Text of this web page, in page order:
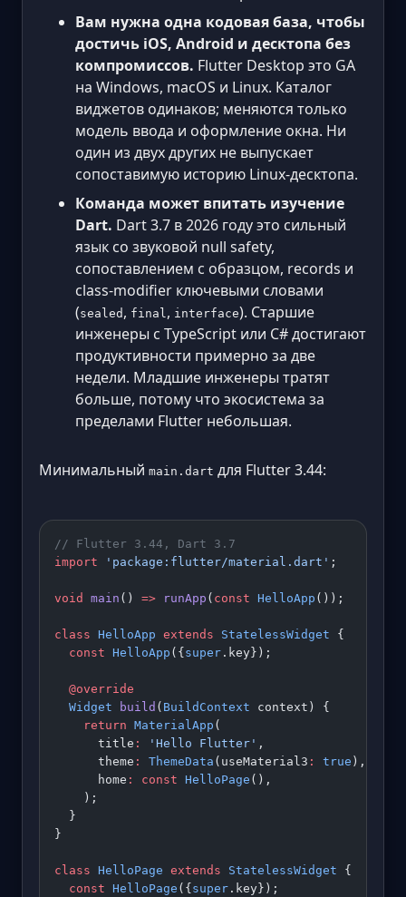
Вам нужна одна кодовая база, чтобы
достичь iOS, Android и десктопа без
компромиссов. Flutter Desktop это GA
на Windows, macOS и Linux. Каталог
виджетов одинаков; меняются только
модель ввода и оформление окна. Ни
один из двух других не выпускает
сопоставимую историю Linux-десктопа.
Команда может впитать изучение
Dart. Dart 3.7 в 2026 году это сильный
язык со звуковой null safety,
сопоставлением с образцом, records и
class-modifier ключевыми словами
(sealed , final, interface). Старшие
инженеры с TypeScript или C# достигают
продуктивности примерно за две
недели. Младшие инженеры тратят
больше, потому что экосистема за
пределами Flutter небольшая.
Минимальный main.dart для Flutter 3.44:
// Flutter 3.44, Dart 3.7
import 'package:flutter/material.dart' ;
void main () => runApp ( const HelloApp ());
class HelloApp extends StatelessWidget {
  const
HelloApp ({ super .key});
  @override
  Widget
build ( BuildContext context) {
    return
MaterialApp (
      title
: 'Hello Flutter' ,
      theme
: ThemeData (useMaterial3 : true ),
      home
: const HelloPage (),
    );
  }
}
class HelloPage extends StatelessWidget {
  const
HelloPage ({ super .key});